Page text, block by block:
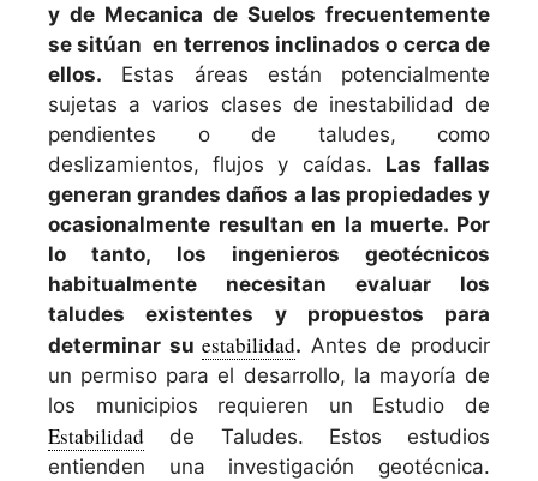
y de Mecanica de Suelos frecuentemente
se sitúan en terrenos inclinados o cerca de
ellos. Estas áreas están potencialmente
sujetas a varios clases de inestabilidad de
pendientes o de taludes, como
deslizamientos, flujos y caídas. Las fallas
generan grandes daños a las propiedades y
ocasionalmente resultan en la muerte. Por
lo tanto, los ingenieros geotécnicos
habitualmente necesitan evaluar los
taludes existentes y propuestos para
determinar suestabilidad. Antes de producir
un permiso para el desarrollo, la mayoría de
los municipios requieren un Estudio de
Estabilidad de Taludes. Estos estudios
entienden una investigación geotécnica.